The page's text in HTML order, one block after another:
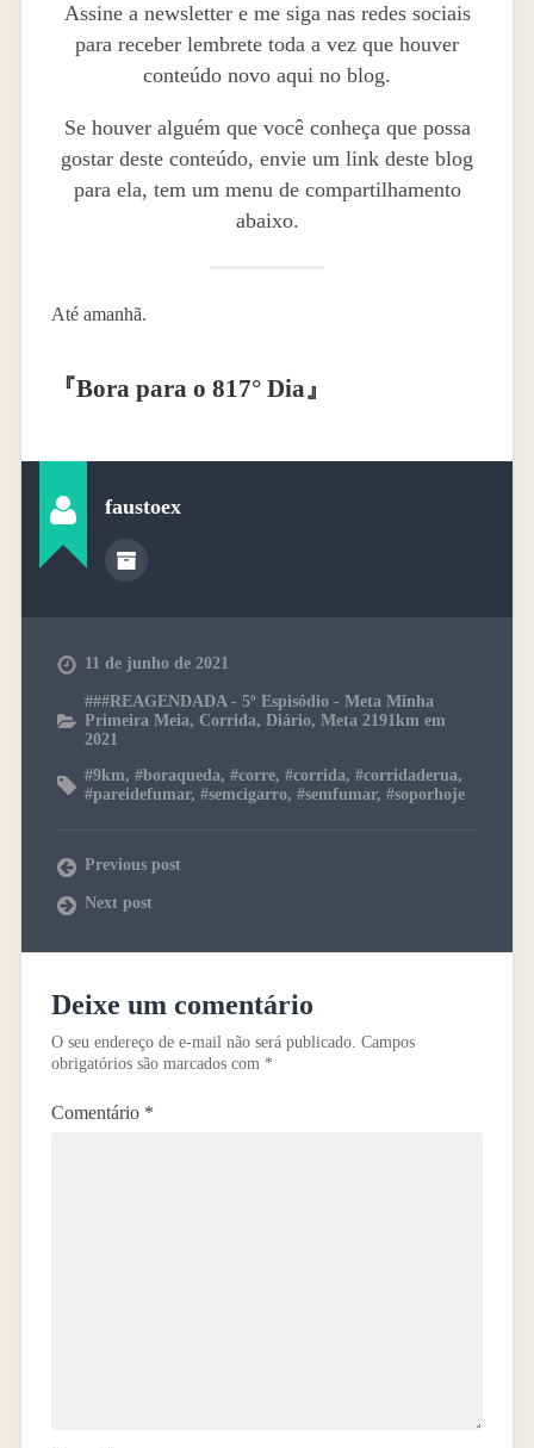
Assine a newsletter e me siga nas redes sociais
para receber lembrete toda a vez que houver
conteúdo novo aqui no blog.
Se houver alguém que você conheça que possa
gostar deste conteúdo, envie um link deste blog
para ela, tem um menu de compartilhamento
abaixo.
Até amanhã.
『Bora para o 817° Dia』
faustoex
11 de junho de 2021
###REAGENDADA - 5º Espisódio - Meta Minha
Primeira Meia, Corrida, Diário, Meta 2191km em
2021
#9km, #boraqueda, #corre, #corrida, #corridaderua,
#pareidefumar, #semcigarro, #semfumar, #soporhoje
Previous post
Next post
Deixe um comentário
O seu endereço de e-mail não será publicado. Campos
obrigatórios são marcados com *
Comentário *